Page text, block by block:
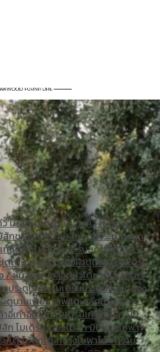
ไม้สักโมเดิร์นชั้นวางทีวี ไม้สักมินิ
สักชุดกาแฟขาเหล็กชุดนั่งระเบียงชุด
ท้ชุดโต๊ะไม้สัก โมเดิร์นชุดโต๊ะไม้สัก มิ
ดโต๊ะอาหารตู้ตู้เสื้อผ้าตู้เสื้อผ้า โมเดิร์น
/ ชั้นวางหนังสือตู้หัวเตียงตู้โชว์ตู้โชว์
ตูประตูไม้สัก โมเดิร์นประตูนิรภัยคู่ชอง
ะตูบานเฟี้ยมภาพแกะสลักม้านั่งยาว
าอี้เก้าอี้ไม้สัก โมเดิร์นเก้าอี้ไม้สัก มินิ
ก โมเดิร์นเตียงไม้สัก มินิมอลโซฟา
นโต๊ะไม้สักโต๊ะกลางโซฟาโต๊ะทำงาน